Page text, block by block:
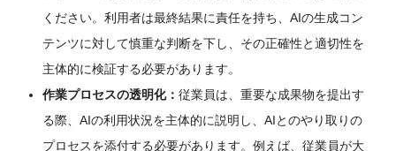
ください。利用者は最終結果に責任を持ち、AIの生成コン
テンツに対して慎重な判断を下し、その正確性と適切性を
主体的に検証する必要があります。
作業プロセスの透明化： 従業員は、重要な成果物を提出す
る際、AIの利用状況を主体的に説明し、AIとのやり取りの
プロセスを添付する必要があります。例えば、従業員が大